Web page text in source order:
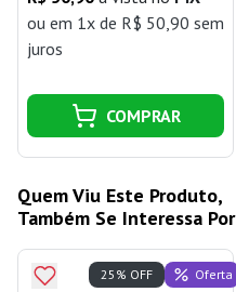
ou em 1x de R$ 50,90 sem
juros
COMPRAR
Quem Viu Este Produto,
Também Se Interessa Por
25% OFF Oferta